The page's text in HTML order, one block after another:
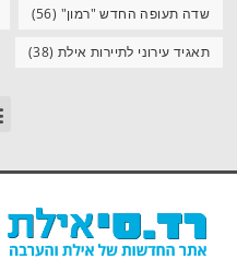
שדה תעופה החדש "רמון" (56)
תאגיד עירוני לתיירות אילת (38)